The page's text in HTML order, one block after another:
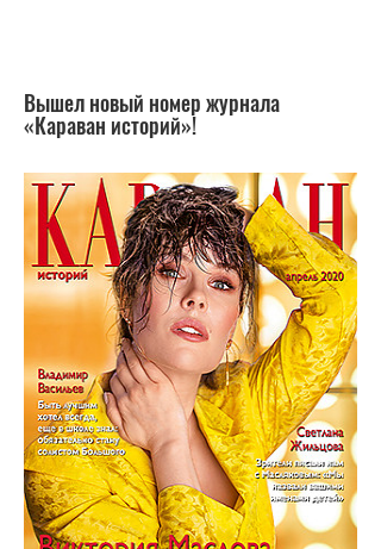
Вышел новый номер журнала
«Караван историй»!